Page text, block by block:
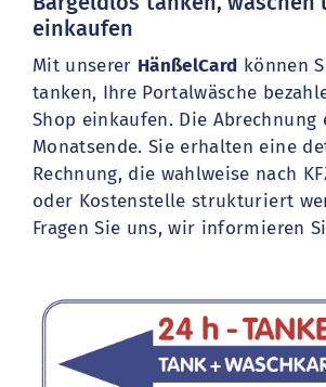
einkaufen
Mit unserer HänßelCard können
tanken, Ihre Portalwäsche
Shop einkaufen. Die Abrechnung
Monatsende. Sie erhalten eine
Rechnung, die wahlweise nach
oder Kostenstelle strukturiert
Fragen Sie uns, wir informieren